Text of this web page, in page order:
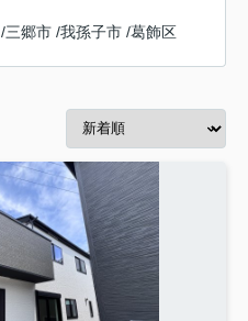
/三郷市 /我孫子市 /葛飾区